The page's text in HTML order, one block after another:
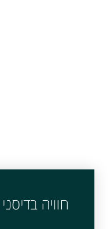
חוויה